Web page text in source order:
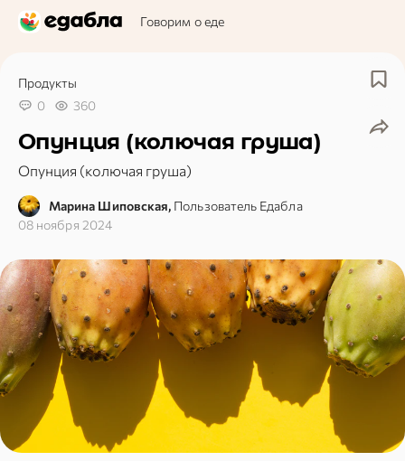
Говорим о еде
Продукты
0
360
Опунция (колючая груша)
Опунция (колючая груша)
Марина Шиповская, Пользователь Едабла
08 ноября 2024